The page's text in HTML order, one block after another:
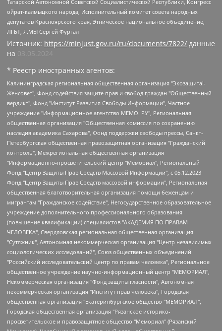
Татарской Автономной Советской Социалистической Республики, Конгресс
ойрат-калмыцкого народа, Исполнительный комитет совета народных
депутатов Красноярского края, Этническое национальное объединение,
ЛГБТ, Я.МЫ Сергей Фургал
Источник: https://minjust.gov.ru/ru/documents/7822/ данные
на 03.05.2024
* Реестр иностранных агентов:
Калининградская региональная общественная организация "Экозащита!-Женсовет", Фонд содействия защите прав и свобод граждан "Общественный вердикт", Фонд "Институт Развития Свободы Информации", Частное учреждение "Информационное агентство МЕМО. РУ", Региональная общественная организация "Общественная комиссия по сохранению наследия академика Сахарова", Фонд поддержки свободы прессы, Санкт-Петербургская общественная правозащитная организация "Гражданский контроль", Межрегиональная общественная организация "Информационно-просветительский центр "Мемориал", Региональный Фонд "Центр Защиты Прав Средств Массовой Информации", с 05.12.2023 Фонд "Центр Защиты Прав Средств массовой информации", Региональная общественная благотворительная организация помощи беженцам и мигрантам "Гражданское содействие", Негосударственное образовательное учреждение дополнительного профессионального образования (повышение квалификации) специалистов "АКАДЕМИЯ ПО ПРАВАМ ЧЕЛОВЕКА", Свердловская региональная общественная организация "Сутяжник", Автономная некоммерческая организация "Центр независимых социологических исследований", Союз общественных объединений "Российский исследовательский центр по правам человека", Региональное общественное учреждение научно-информационный центр "МЕМОРИАЛ", Некоммерческая организация "Фонд защиты гласности", Автономная некоммерческая организация "Институт прав человека", Городская общественная организация "Екатеринбургское общество "МЕМОРИАЛ", Городская общественная организация "Рязанское историко-просветительское и правозащитное общество "Мемориал" (Рязанский Мемориал), Челябинский региональный орган общественной самодеятельности – женское общественное объединение "Женщины Евразии", Челябинский региональный орган общественной самодеятельности "Уральская правозащитная группа", Фонд содействия защите здоровья и социальной справедливости имени Андрея Рылькова, Автономная Некоммерческая Организация "Аналитический Центр Юрия Левады", Автономная некоммерческая организация социальной поддержки населения "Проект Апрель", Региональная общественная организация помощи женщинам и детям, находящимся в кризисной ситуации "Информационно-методический центр "Анна", Фонд содействия развитию массовых коммуникаций и правовому просвещению "Так-так-Так", Фонд содействия устойчивому развитию "Серебряная тайга", Свердловский региональный общественный фонд социальных проектов "Новое время", "Idel.Реалии", Кавказ.Реалии, Крым.Реалии, Телеканал Настоящее Время, Татаро-башкирская служба Радио Свобода (Azatliq Radiosi), Радио Свободная Европа/Радио Свобода (PCE/PC), "Сибирь.Реалии", "Фактограф", Благотворительный фонд помощи осужденным и их семьям, Автономная некоммерческая организация "Институт глобализации и социальных движений", Фонд "В защиту прав заключенных", Частное учреждение "Центр поддержки и содействия развитию средств массовой информации", Пензенский региональный общественный благотворительный фонд "Гражданский союз", "Север.Реалии", Некоммерческая организация Фонд "Правовая инициатива", Общество с ограниченной ответственностью "Радио Свободная Европа/Радио Свобода", Чешское информационное агентство "MEDIUM-ORIENT", Красноярская региональная общественная организация "Мы против СПИДа", Камалягин Денис Николаевич, Маркелов Сергей Евгеньевич, Пономарев Лев Александрович, Савицкая Людмила Алексеевна, Автономная некоммерческая организация "Центр по работе с проблемой насилия "НАСИЛИЮ.НЕТ", Межрегиональный профессиональный союз работников здравоохранения "Альянс врачей", Юридическое лицо, зарегистрированное в Латвийской Республике, SIA "Medusa Project" (регистрационный номер 40103797863, дата регистрации 10.06.2014), Некоммерческая организация "Фонд по борьбе с коррупцией", Автономная некоммерческая организация "Институт права и публичной политики", Баданин Роман Сергеевич, Гликин Максим Александрович, Железнова Мария Михайловна, Лукьянова Юлия Сергеевна, Маетная Елизавета Витальевна, Маняхин Петр Борисович, Чуракова Ольга Владимировна, Ярош Юлия Петровна, Юридическое лицо "The Insider SIA", зарегистрированное в Риге, Латвийская Республика (дата регистрации 26.06.2015), являющееся администратором доменного имени интернет-издания "The Insider SIA", https://theins.ru, Постернак Алексей Евгеньевич, Рубин Михаил Аркадьевич, Анин Роман Александрович, Юридическое лицо Istories fonds, зарегистрированное в Латвийской Республике (регистрационный номер 50008295751, дата регистрации 24.02.2020), Великовский Дмитрий Александрович, Долинина Ирина Николаевна, Мароховская Алеся Алексеевна, Шлейнов Роман Юрьевич, Шмагун Олеся Валентиновна, Общество с ограниченной ответственностью "Альтаир 2021", Общество с ограниченной ответственностью "Вега 2021", Общество с ограниченной ответственностью "Главный редактор 2021", Общество с ограниченной ответственностью "Ромашки монолит", Важенков Артем Валерьевич, Ивановская областная общественная организация "Центр гендерных исследований", Гурман Юрий Альбертович, Медиапроект "ОВД-Инфо", Егоров Владимир Владимирович, Жилинский Владимир Александрович, Общество с ограниченной ответственностью "ЗП", Иванова София Юрьевна, Карезина Инна Павловна, Кильтау Екатерина Викторовна, Петров Алексей Викторович, Пискунов Сергей Евгеньевич, Смирнов Сергей Сергеевич, Тихонов Михаил Сергеевич, Общество с ограниченной ответственностью "ЖУРНАЛИСТ-ИНОСТРАННЫЙ АГЕНТ", Арапова Галина Юрьевна, Вольтская Татьяна Анатольевна, Американская компания "Mason G.E.S. Anonymous Foundation" (США), являющаяся владельцем интернет-издания https://mnews.world/, Компания "Stichting Bellingcat", зарегистрированная в Нидерландах (дата регистрации 11.07.2018), Захаров Андрей Вячеславович, Клепиковская Екатерина Дмитриевна, Общество с ограниченной ответственностью "МЕМО", Перл Роман Александрович, Симонов Евгений Алексеевич, Соловьева Елена Анатольевна, Сотников Даниил Владимирович, Сурначева Елизавета Дмитриевна, Автономная некоммерческая организация по защите прав человека и информированию населения "Якутия – Наше Мнение", Общество с ограниченной ответственностью "Москоу диджитал медиа", с 26.01.2023 Общество с ограниченной ответственностью "Чайка Белые сады", Ветошкина Валерия Валерьевна, Заговора Максим Александрович, Межрегиональное общественное движение "Российская ЛГБТ - сеть", Оленичев Максим Владимирович, Павлов Иван Юрьевич, Скворцова Елена Сергеевна, Общество с ограниченной ответственностью "Как бы инагент", Кочетков Игорь Викторович, Общество с ограниченной ответственностью "Честные выборы", Еланчик Олег Александрович, Общество с ограниченной ответственностью "Нобелевский призыв", Гималова Регина Эмилевна, Григорьев Андрей Валерьевич, Григорьева Алина Александровна, Ассоциация по содействию защите прав призывников, альтернативнослужащих и военнослужащих "Правозащитная группа "Гражданин.Армия.Право", Хисамова Регина Фаритовна, Автономная некоммерческая организация по реализации социально-правовых программ "Лилит", Дальневосточное общественное движение "Маяк", Санкт-Петербургская ЛГБТ-инициативная группа "Выход", Инициативная группа ЛГБТ+ "Реверс", Алексеев Андрей Викторович, Бекбулатова Таисия Львовна, Беляев Иван Михайлович, Владыкина Елена Сергеевна, Гельман Марат Александрович, Никульшина Вероника Юрьевна, Толоконникова Надежда Андреевна, Шендерович Виктор Анатольевич, Общество с ограниченной ответственностью "Данное сообщение", Общество с ограниченной ответственностью Издательский дом "Новая глава", Айнбиндер Александра Александровна, Московский комьюнити-центр для ЛГБТ+инициатив, Благотворительный фонд развития филантропии, Deutsche Welle (Германия, Kurt-Schumacher-Strasse 3, 53113 Bonn), Борзунова Мария Михайловна, Воробьев Виктор Викторович, Голубева Анна Львовна, Константинова Алла Михайловна, Малкова Ирина Владимировна, Мурадов Мурад Абдулгалимович, Осетинская Елизавета Николаевна, Понасенков Евгений Николаевич, Ганапольский Матвей Юрьевич, Киселев Евгений Алексеевич, Борухович Ирина Григорьевна, Дремин Иван Тимофеевич, Дубровский Дмитрий Викторович, Красноярская региональная общественная организация поддержки и развития альтернативных образовательных технологий и межкультурных коммуникаций "ИНТЕРРА", Маяковская Екатерина Алексеевна, Фейгин Марк Захарович, Филимонов Андрей Викторович, Дзугкоева Регина Николаевна, Доброхотов Роман Александрович, Дудь Юрий Александрович, Елкин Сергей Владимирович, Кругликов Кирилл Игоревич, Сабунаева Мария Леонидовна, Семенов Алексей Владимирович, Шаинян Карен Багратович, Шульман Екатерина Михайловна, Асафьев Артур Валерьевич, Вахштайн Виктор Семенович, Венедиктов Алексей Алексеевич, Лушникова Екатерина Евгеньевна, Волков Леонид Михайлович, Невзоров Александр Глебович, Пархоменко Сергей Борисович, Сироткин Ярослав Николаевич, Кара-Мурза Владимир Владимирович, Баранова Наталья Владимировна, Гозман Леонид Яковлевич, Кагарлицкий Борис Юльевич, Климарев Михаил Валерьевич, Милов Владимир Станиславович, Автономная некоммерческая организация Краснодарский центр современного искусства "Типография", Моргенштерн Алишер Тагирович, Соболь Любовь Эдуардовна, Общество с ограниченной ответственностью "ЛИЗА НОРМ", Каспаров Гарри Кимович, Ходорковский Михаил Борисович, Общество с ограниченной ответственностью "Апрельские тезисы", Данилович Ирина Брониславовна, Кашин Олег Владимирович, Петров Николай Владимирович, Пивоваров Алексей Владимирович, Соколов Михаил Владимирович, Цветкова Юлия Владимировна, Чичваркин Евгений Александрович, Комитет против пыток/Команда против пыток, Общество с ограниченной ответственностью "Первый научный", Общество с ограниченной ответственностью "Вертолет и ко", Белоцерковская Вероника Борисовна, Кац Максим Евгеньевич, Лазарева Татьяна Юрьевна, Шаведдинов Руслан Табризович, Яшин Илья Валерьевич, Общество с ограниченной ответственностью "Иноагент ААВ", Алешковский Дмитрий Петрович, Альбац Евгения Марковна, Быков Дмитрий Львович, Галямина Юлия Евгеньевна, Лойко Сергей Леонидович, Мартынов Кирилл Константинович, Медведев Сергей Александрович, Крашенинников Федор Геннадиевич, Гордеева Катерина Вл